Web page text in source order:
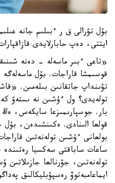
بۇل تۋرالى ق ر ءبىلىم جانە
ايتتى، دەپ حابارلايدى
«تاعى ءبىر ماسەلە - دەنە
قوسىمشا قاراجات. بۇل ماسەلەگە
تۋىنداپ جاتقانىن بىلەمىن.
تولەيدى؟ ول ءۇشىن نە ىستەۋ
قولعا الىنادى. ەكىنشىدەن، بۇل
بولعانى ءۇشىن تولەنەتىن
ساعات ساباقتى سەكسيا
تولەنەتىن، جۋرنالعا
ايماعامبەتوۆ رەسپۋبليكالىق